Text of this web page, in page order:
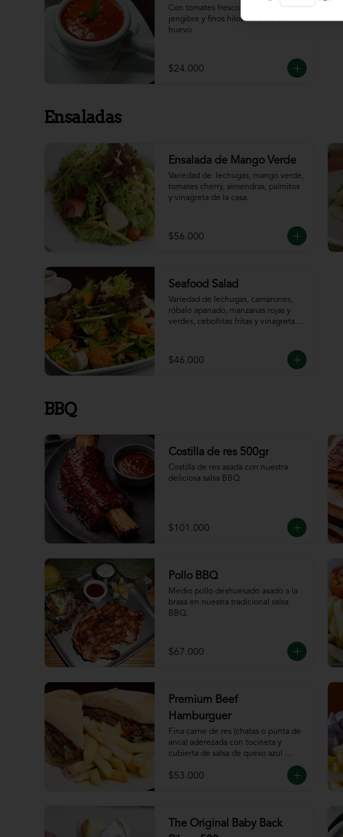
Con tomates frescos, aderezada con
jengibre y finos hilos de clara de
huevo.
$24.000
Ensaladas
Ensalada de Mango Verde
Variedad de  lechugas, mango verde,
tomates cherry, almendras, palmitos
y vinagreta de la casa.
$56.000
Seafood Salad
Variedad de lechugas, camarones,
róbalo apanado, manzanas rojas y
verdes, cebollitas fritas y vinagreta
$46.000
BBQ
Costilla de res 500gr
Costilla de res asada con nuestra
deliciosa salsa BBQ
$101.000
Pollo BBQ
Medio pollo deshuesado asado a la
brasa en nuestra tradicional salsa
BBQ.
$67.000
Premium Beef
Hamburguer
Fina carne de res (chatas o punta de
anca) aderezada con tocineta y
cubierta de salsa de queso azul
acompañada de papas a la francesa.
$53.000
The Original Baby Back